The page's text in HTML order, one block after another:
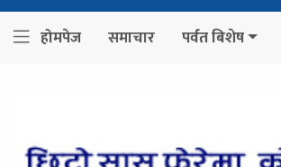
होमपेज समाचार पर्वत बिशेष